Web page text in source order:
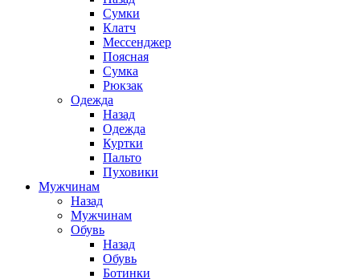
Cумки
Клатч
Мессенджер
Поясная
Сумка
Рюкзак
Одежда
Назад
Одежда
Куртки
Пальто
Пуховики
Мужчинам
Назад
Мужчинам
Обувь
Назад
Обувь
Ботинки